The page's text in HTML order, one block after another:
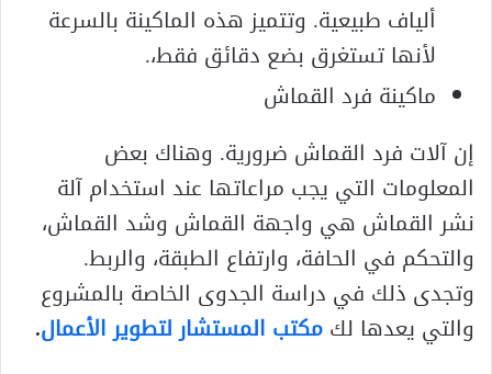
ألياف طبيعية. وتتميز هذه الماكينة بالسرعة
لأنها تستغرق بضع دقائق فقط،.
ماكينة فرد القماش
إن آلات فرد القماش ضرورية. وهناك بعض
المعلومات التي يجب مراعاتها عند استخدام آلة
نشر القماش هي واجهة القماش وشد القماش،
والتحكم في الحافة، وارتفاع الطبقة، والربط.
وتجدى ذلك في دراسة الجدوى الخاصة بالمشروع
والتي يعدها لكمكتب المستشار لتطوير الأعمال.